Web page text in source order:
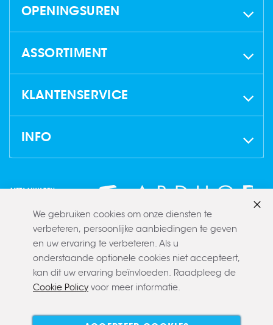
OPENINGSUREN
ASSORTIMENT
KLANTENSERVICE
INFO
We gebruiken cookies om onze diensten te
verbeteren, persoonlijke aanbiedingen te geven
en uw ervaring te verbeteren. Als u
onderstaande optionele cookies niet accepteert,
kan dit uw ervaring beïnvloeden. Raadpleeg de
Cookie Policy voor meer informatie.